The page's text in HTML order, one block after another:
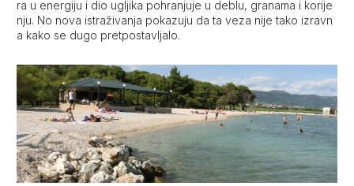
ra u energiju i dio ugljika pohranjuje u deblu, granama i korije
nju. No nova istraživanja pokazuju da ta veza nije tako izravn
a kako se dugo pretpostavljalo.